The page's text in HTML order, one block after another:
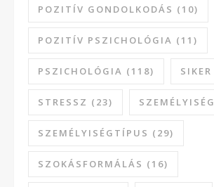
POZITÍV GONDOLKODÁS (10)
POZITÍV PSZICHOLÓGIA (11)
PSZICHOLÓGIA (118) SIKER
STRESSZ (23) SZEMÉLYISÉG
SZEMÉLYISÉGTÍPUS (29)
SZOKÁSFORMÁLÁS (16)